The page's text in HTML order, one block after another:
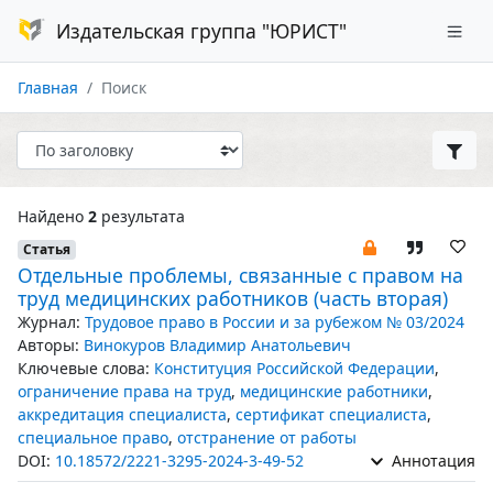
Издательская группа "ЮРИСТ"
Главная Поиск
Найдено 2 результата
Статья
Отдельные проблемы, связанные с правом на
труд медицинских работников (часть вторая)
Журнал: Трудовое право в России и за рубежом № 03/2024
Авторы: Винокуров Владимир Анатольевич
Ключевые слова: Конституция Российской Федерации,
ограничение права на труд, медицинские работники,
аккредитация специалиста, сертификат специалиста,
специальное право, отстранение от работы
DOI: 10.18572/2221-3295-2024-3-49-52 Аннотация